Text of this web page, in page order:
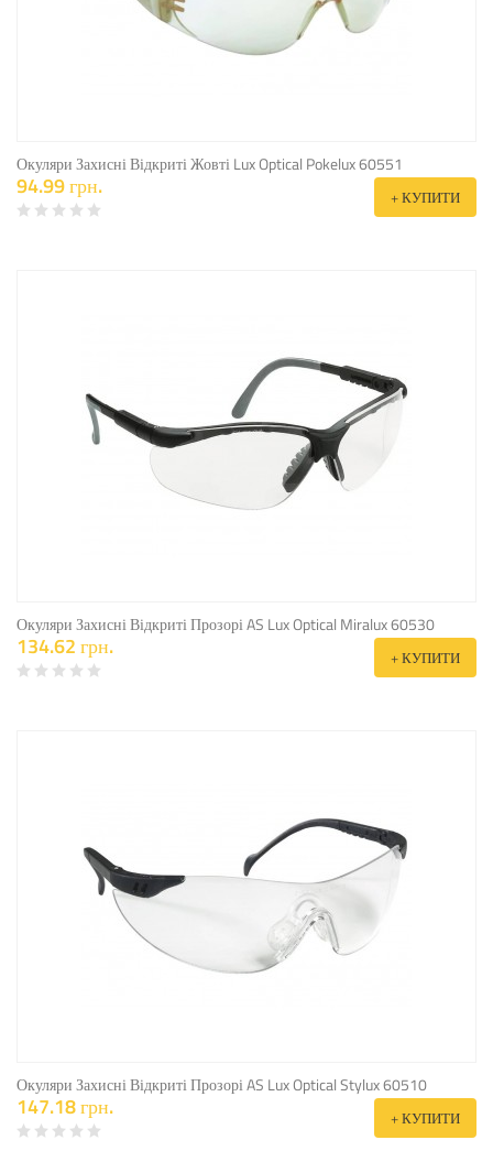
Окуляри Захисні Відкриті Жовті Lux Optical Pokelux 60551
94.99 грн. + КУПИТИ
Окуляри Захисні Відкриті Прозорі AS Lux Optical Miralux 60530
134.62 грн. + КУПИТИ
Окуляри Захисні Відкриті Прозорі AS Lux Optical Stylux 60510
147.18 грн. + КУПИТИ